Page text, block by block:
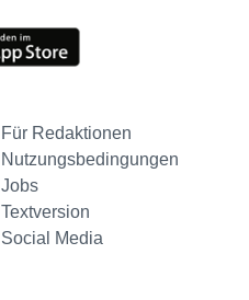
Für Redaktionen
Nutzungsbedingungen
Jobs
Textversion
Social Media